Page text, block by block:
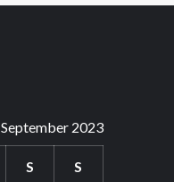
September 2023
S S